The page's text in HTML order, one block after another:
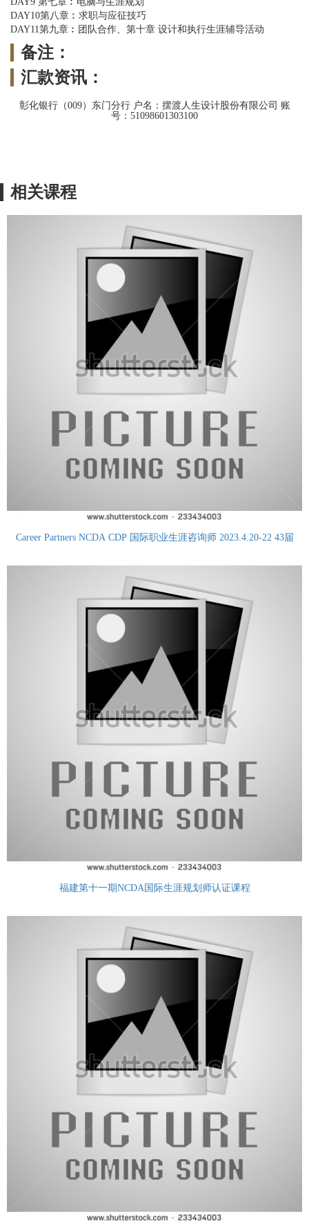
DAY10第八章︰求职与应征技巧
DAY11第九章︰团队合作、第十章 设计和执行生涯辅导活动
备注：
汇款资讯：
彰化银行（009）东门分行 户名：摆渡人生设计股份有限公司 账
号：51098601303100
相关课程
Career Partners NCDA CDP 国际职业生涯咨询师 2023.4.20-22 43届
福建第十一期NCDA国际生涯规划师认证课程